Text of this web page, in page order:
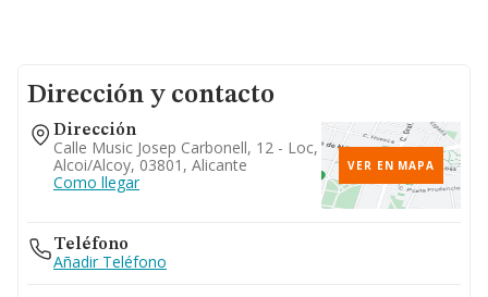
Dirección y contacto
Dirección
Calle Music Josep Carbonell, 12 - Loc,
Alcoi/alcoy, 03801, Alicante
Como llegar
VER EN MAPA
Teléfono
Añadir Teléfono